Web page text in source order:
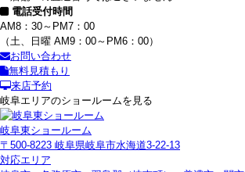
電話受付時間
AM8：30～PM7：00
（土、日曜 AM9：00～PM6：00）
お問い合わせ
無料見積もり
来店予約
岐阜エリアのショールームを見る
岐阜東ショールーム
〒500-8223 岐阜県岐阜市水海道3-22-13
対応エリア